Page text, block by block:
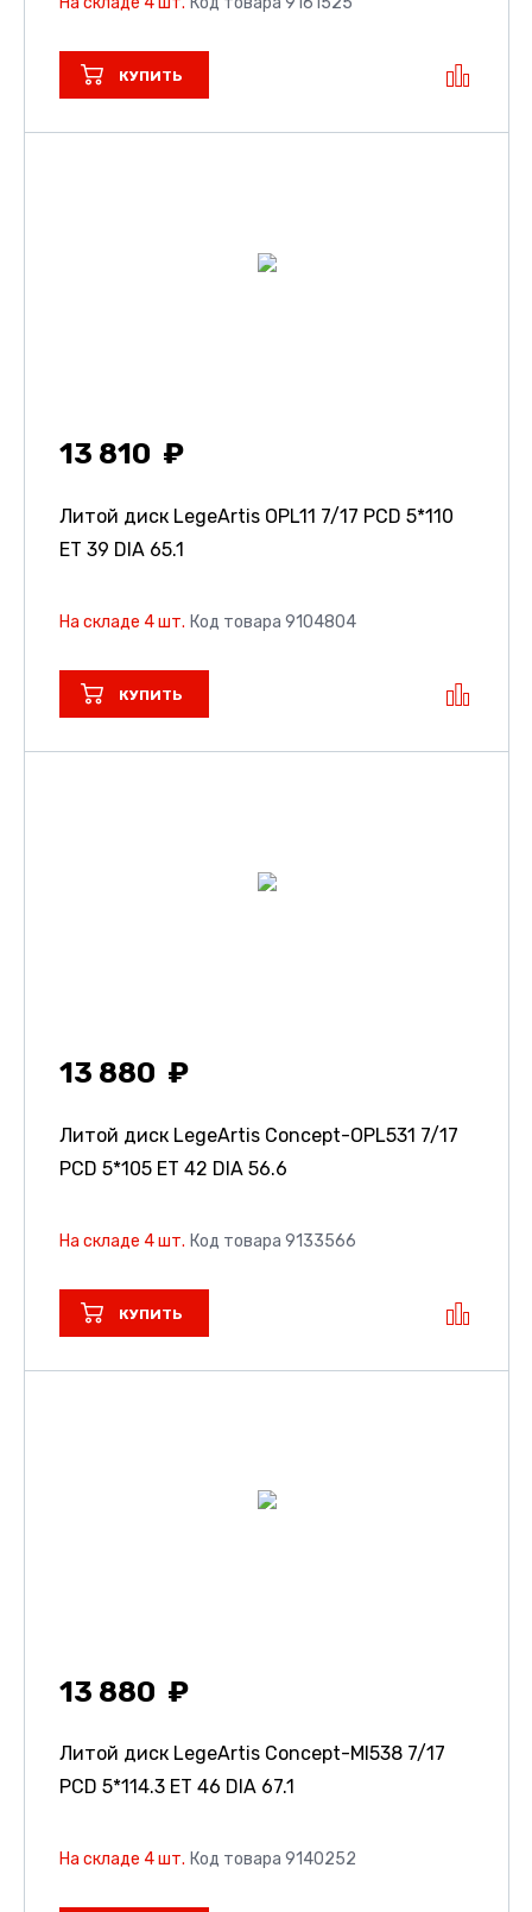
КУПИТЬ
13 810
Литой диск LegeArtis OPL11 7/17 PCD 5*110
ET 39 DIA 65.1
На складе 4 шт. Код товара 9104804
КУПИТЬ
13 880
Литой диск LegeArtis Concept-OPL531 7/17
PCD 5*105 ET 42 DIA 56.6
На складе 4 шт. Код товара 9133566
КУПИТЬ
13 880
Литой диск LegeArtis Concept-MI538 7/17
PCD 5*114.3 ET 46 DIA 67.1
На складе 4 шт. Код товара 9140252